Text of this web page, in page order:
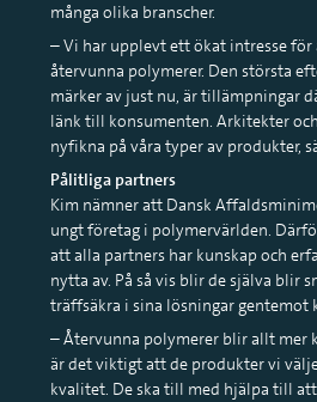
många olika branscher.
– Vi har upplevt ett ökat intresse
återvunna polymerer. Den största
märker av just nu, är tillämpningar
länk till konsumenten. Arkitekter
nyfikna på våra typer av produkter,
Pålitliga partners
Kim nämner att Dansk
ungt företag i polymervärlden.
att alla partners har kunskap och
nytta av. På så vis blir de själva blir
träffsäkra i sina lösningar gentemot
– Återvunna polymerer blir allt mer
är det viktigt att de produkter vi
kvalitet. De ska till med hjälpa till